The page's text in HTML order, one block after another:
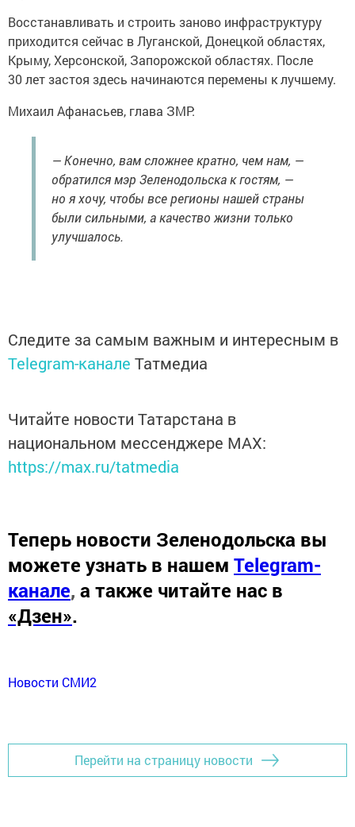
Восстанавливать и строить заново инфраструктуру
приходится сейчас в Луганской, Донецкой областях,
Крыму, Херсонской, Запорожской областях. После
30 лет застоя здесь начинаются перемены к лучшему.
Михаил Афанасьев, глава ЗМР:
— Конечно, вам сложнее кратно, чем нам, —
обратился мэр Зеленодольска к гостям, —
но я хочу, чтобы все регионы нашей страны
были сильными, а качество жизни только
улучшалось.
Следите за самым важным и интересным в
Telegram-канале Татмедиа
Читайте новости Татарстана в
национальном мессенджере MАХ:
https://max.ru/tatmedia
Теперь новости Зеленодольска вы
можете узнать в нашем Telegram-
канале, а также читайте нас в
«Дзен».
Новости СМИ2
Перейти на страницу новости